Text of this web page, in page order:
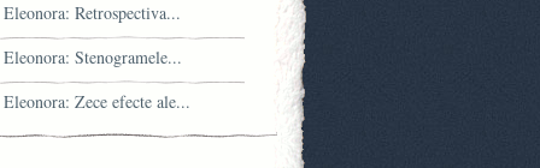
Retrospectiva...
Stenogramele...
Zece efecte ale...